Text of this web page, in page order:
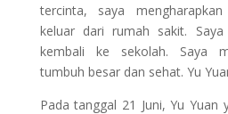
tercinta, saya
keluar dari rumah sakit.
kembali ke sekolah. Saya
tumbuh besar dan sehat. Yu
Pada tanggal 21 Juni, Yu Yuan